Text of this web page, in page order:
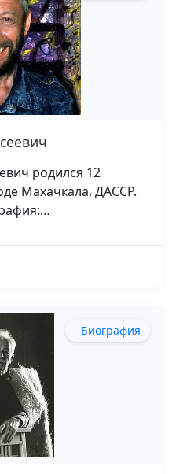
родился 12
Махачкала, ДАССР.
Биография